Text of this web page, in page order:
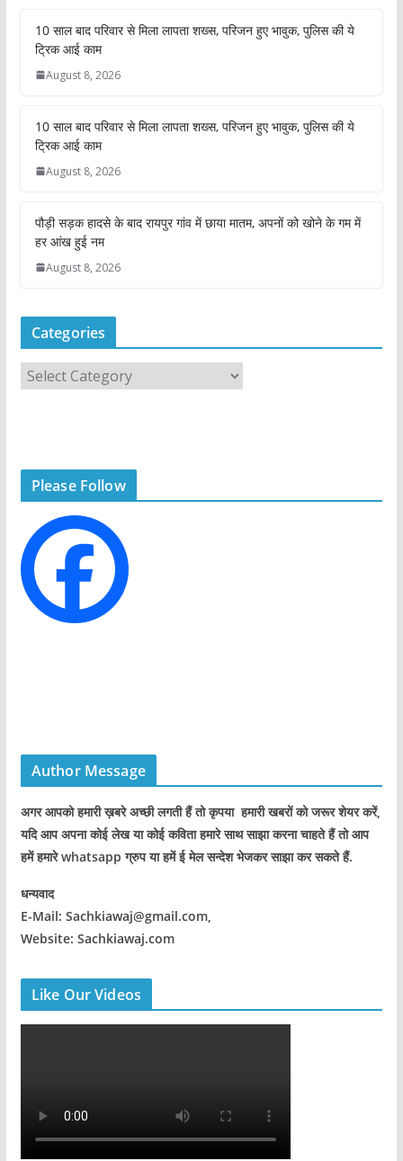
10 साल बाद परिवार से मिला लापता शख्स, परिजन हुए भावुक, पुलिस की ये
ट्रिक आई काम
August 8, 2026
10 साल बाद परिवार से मिला लापता शख्स, परिजन हुए भावुक, पुलिस की ये
ट्रिक आई काम
August 8, 2026
पौड़ी सड़क हादसे के बाद रायपुर गांव में छाया मातम, अपनों को खोने के गम में
हर आंख हुई नम
August 8, 2026
Categories
a
r
e
s
Please Follow
Author Message
अगर आपको हमारी ख़बरे अच्छी लगती हैं तो कृपया हमारी खबरों को जरूर शेयर करें,
यदि आप अपना कोई लेख या कोई कविता हमारे साथ साझा करना चाहते हैं तो आप
हमें हमारे whatsapp ग्रुप या हमें ई मेल सन्देश भेजकर साझा कर सकते हैं.
धन्यवाद
E-Mail: Sachkiawaj@gmail.com,
Website: Sachkiawaj.com
Like Our Videos